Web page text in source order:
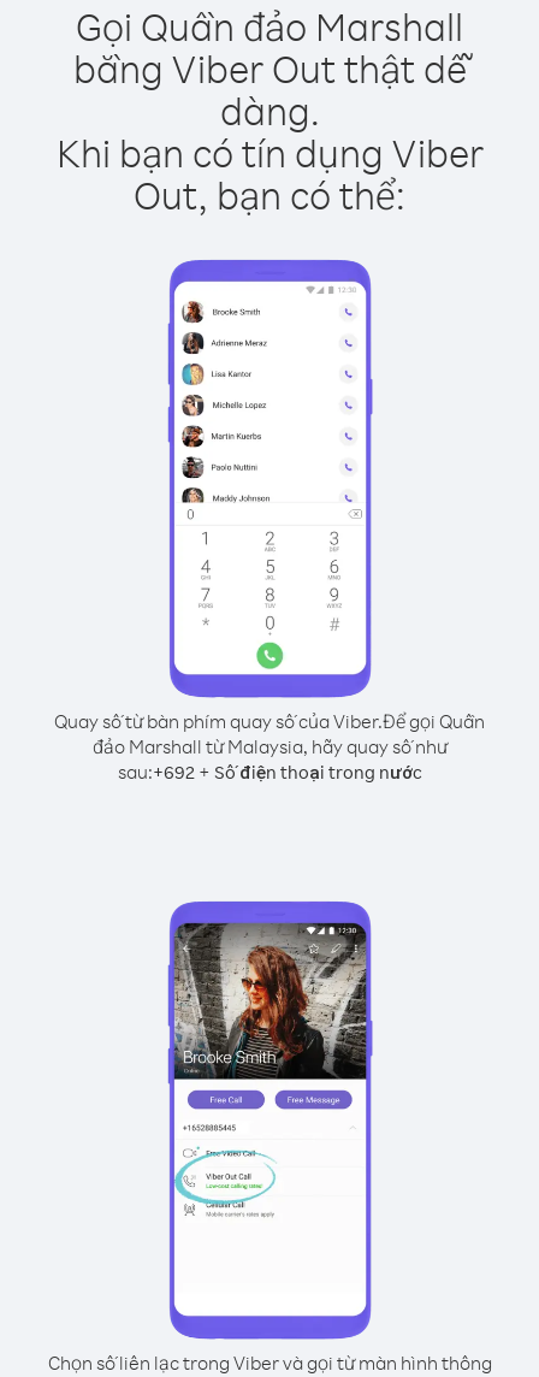
Gọi Quần đảo Marshall
bằng Viber Out thật dễ
dàng.
Khi bạn có tín dụng Viber
Out, bạn có thể:
Quay số từ bàn phím quay số của Viber.Để gọi Quần
đảo Marshall từ Malaysia, hãy quay số như
sau:+692+ Số điện thoại trong nước
Chọn số liên lạc trong Viber và gọi từ màn hình thông